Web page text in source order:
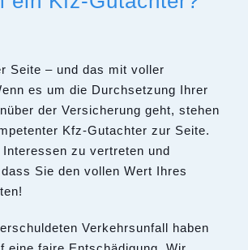
Seite – und das mit voller
es um die Durchsetzung Ihrer
der Versicherung geht, stehen
Kfz-Gutachter zur Seite.
zu vertreten und
Sie den vollen Wert Ihres
Verkehrsunfall haben